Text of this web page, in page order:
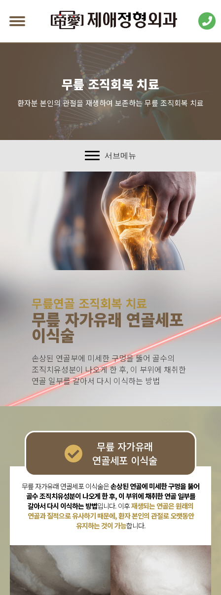
무릎 조직회복 치료
환자분 본인의 관절을 재생하여 보존하는 무릎 조직회복 치료
서브메뉴
무릎연골 조직회복 치료
무릎 자가유래 연골세포
이식술
손상된 연골부에 미세한 구멍을 뚫어 골수의
조직치유성분이 나오게 한 후, 이 부위에 채취한
연골 일부를 갈아서 다시 이식하는 방법
무릎 자가유래
연골세포 이식술
무릎 자가유래 연골세포 이식술은손상된 연골에 미세한 구멍을 뚫어
골수 조직치유성분이 나오게 한 후, 이 부위에 채취한 연골 일부를
갈아서 다시 이식하는 방법입니다. 이후재생되는 연골은 원래의
연골과 질적으로 유사하기 때문에, 환자 본인의 관절로 오랫동안
유지하는 것이 가능합니다.